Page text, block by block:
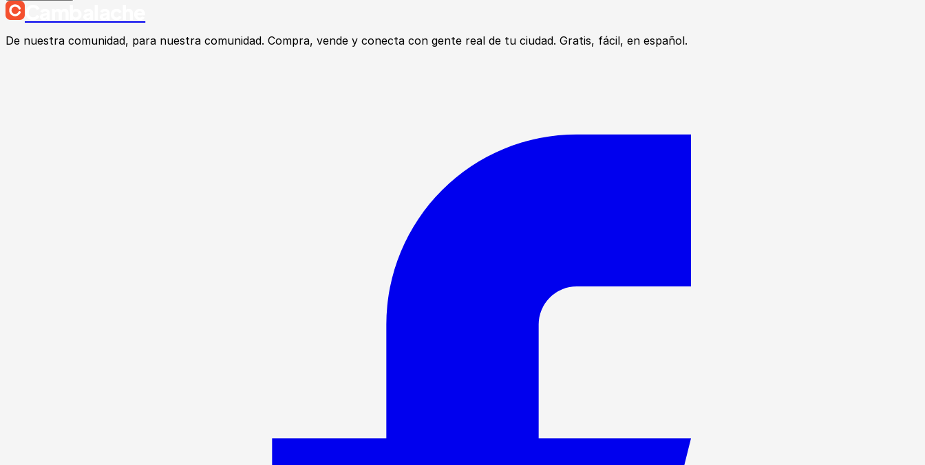
De nuestra comunidad, para nuestra comunidad. Compra, vende y conecta con gente real de tu ciudad. Gratis, fácil, en español.